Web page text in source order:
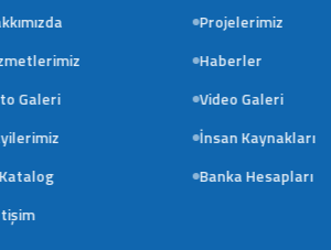
Hakkımızda
Projelerimiz
Hizmetlerimiz
Haberler
Foto Galeri
Video Galeri
Bayilerimiz
İnsan Kaynakları
E-Katalog
Banka Hesapları
İletişim